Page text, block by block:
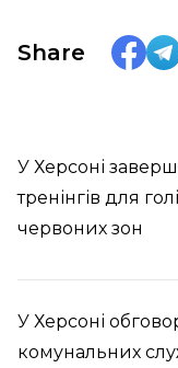
Share
У Херсоні
тренінгів для
червоних зон
У Херсоні
комунальних